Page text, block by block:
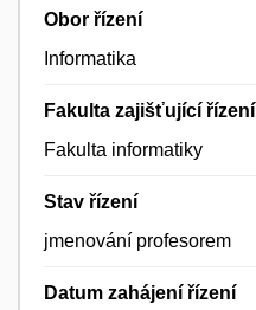
Obor řízení
Informatika
Fakulta zajišťující řízení
Fakulta informatiky
Stav řízení
jmenování profesorem
Datum zahájení řízení